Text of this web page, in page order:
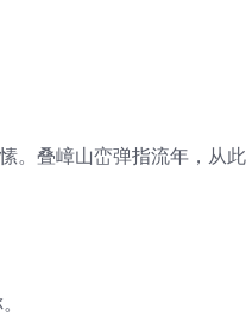
。叠嶂山峦弹指流年，从